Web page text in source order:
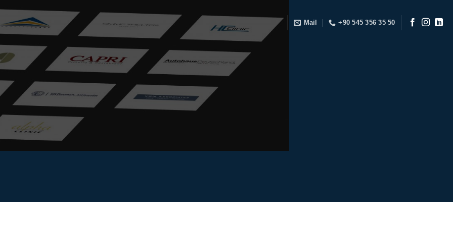
Mail +90 545 356 35 50